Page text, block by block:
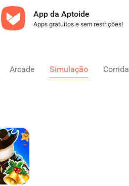
App da Aptoide
Apps gratuitos e sem restrições!
Arcade Simulação Corrida